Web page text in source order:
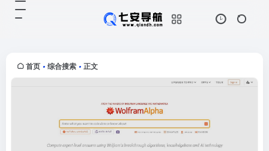
首页 • 综合搜索 • 正文
搜索数学公式等数学内容，，，